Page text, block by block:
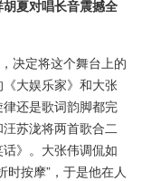
夏对唱长音震撼全
决定将这个舞台上的
大娱乐家》和大张
还是歌词韵脚都完
苏泷将两首歌合二
》。大张伟调侃如
时按摩”，于是他在人